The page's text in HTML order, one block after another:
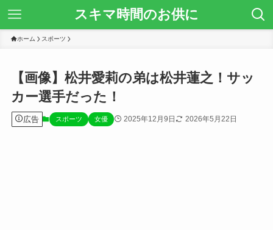
スキマ時間のお供に
ホーム スポーツ
【画像】松井愛莉の弟は松井蓮之！サッ
カー選手だった！
広告 スポーツ 女優 2025年12月9日 2026年5月22日